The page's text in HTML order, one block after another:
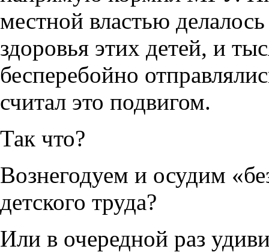
местной властью
здоровья этих детей, и
бесперебойно
считал это подвигом.
Так что?
Вознегодуем и осудим
детского труда?
Или в очередной раз